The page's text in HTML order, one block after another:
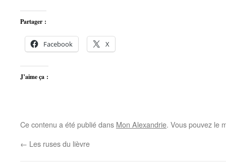
Partager :
Facebook X
J’aime ça :
Ce contenu a été publié dans Mon Alexandrie. Vous pouvez le
← Les ruses du lièvre